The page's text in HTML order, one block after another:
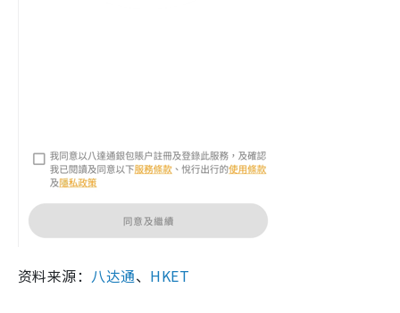
资料来源： 八达通、 HKET